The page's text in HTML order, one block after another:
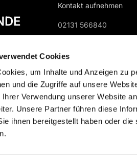
Cookies
um Inhalte und Anzeigen zu
und die Zugriffe auf unsere
Verwendung unserer Website
Unsere Partner führen diese
ihnen bereitgestellt haben oder
Kontakt aufnehmen
02131 566840
Impressum